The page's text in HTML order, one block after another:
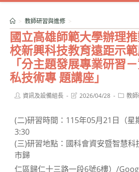
國立高雄師範大學辦理
校新興科技教育遠距示
「分主題發展專業研習
私技術專 題講座」
> 教師研習與進修 >
Post資訊及設備組長
Post2026/04/28
Post教
(二)研習時間：115年05月21日（星
3:30
(三)研習地點：國科會資安暨智慧科
市歸
仁區歸仁十三路一段6號6樓）/